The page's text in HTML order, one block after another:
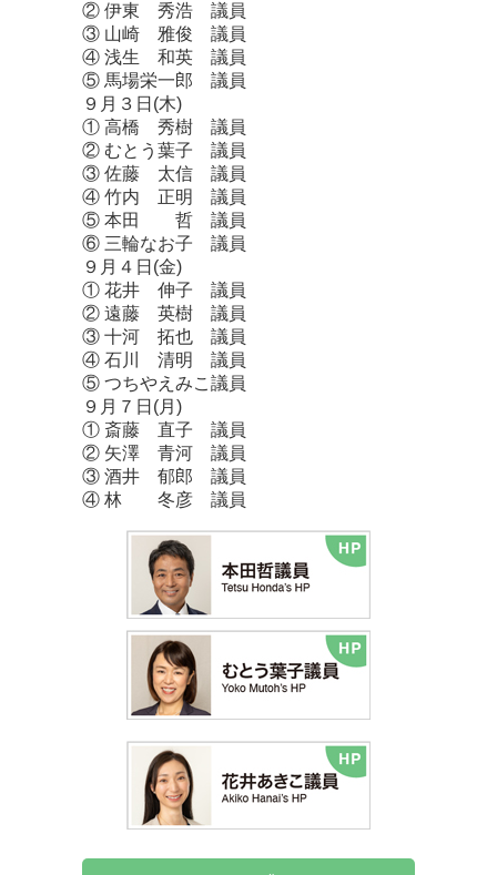
② 伊東 秀浩 議員
③ 山崎 雅俊 議員
④ 浅生 和英 議員
⑤ 馬場栄一郎 議員
９月３日(木)
① 高橋 秀樹 議員
② むとう葉子 議員
③ 佐藤 太信 議員
④ 竹内 正明 議員
⑤ 本田 哲 議員
⑥ 三輪なお子 議員
９月４日(金)
① 花井 伸子 議員
② 遠藤 英樹 議員
③ 十河 拓也 議員
④ 石川 清明 議員
⑤ つちやえみこ議員
９月７日(月)
① 斎藤 直子 議員
② 矢澤 青河 議員
③ 酒井 郁郎 議員
④ 林 冬彦 議員